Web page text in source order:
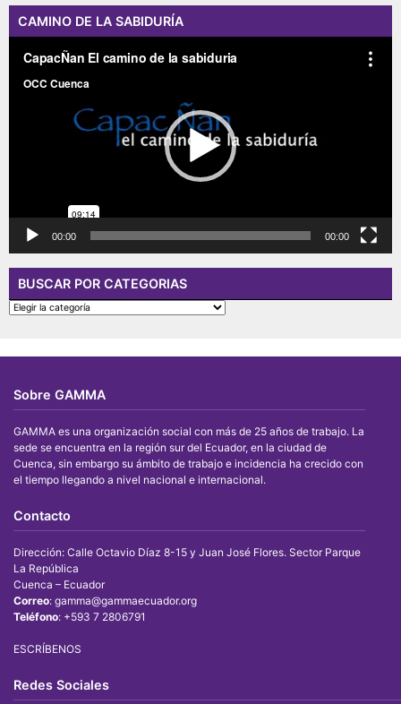
CAMINO DE LA SABIDURÍA
00:00 00:00
BUSCAR POR CATEGORIAS
BUSCAR
POR
Sobre GAMMA
GAMMA es una organización social con más de 25 años de trabajo. La
sede se encuentra en la región sur del Ecuador, en la ciudad de
Cuenca, sin embargo su ámbito de trabajo e incidencia ha crecido con
el tiempo llegando a nivel nacional e internacional.
Contacto
Dirección: Calle Octavio Díaz 8-15 y Juan José Flores. Sector Parque
La República
Cuenca – Ecuador
Correo: gamma@gammaecuador.org
Teléfono: +593 7 2806791
ESCRÍBENOS
Redes Sociales